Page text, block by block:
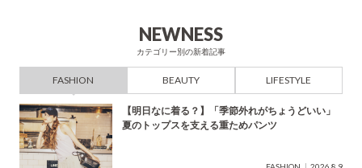
NEWNESS
カテゴリー別の新着記事
FASHION BEAUTY LIFESTYLE
【明日なに着る？】「季節外れがちょうどいい」
夏のトップスを支える重ためパンツ